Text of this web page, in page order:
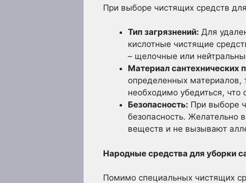
При выборе чистящих средств
Тип загрязнений: Для
кислотные чистящие
– щелочные или
Материал сантехнических
определенных материалов,
необходимо убедиться, что
Безопасность: При выборе
безопасность. Желательно
веществ и не вызывают
Народные средства для уборки
Помимо специальных чистящих